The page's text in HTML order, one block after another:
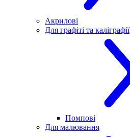
Акрилові
Для графіті та каліграфії
Помпові
Для малювання